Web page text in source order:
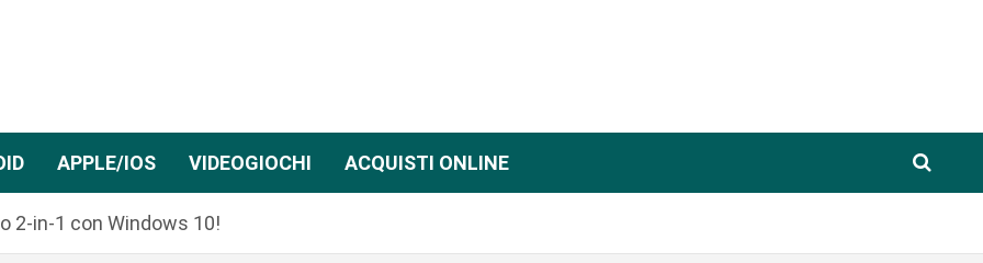
APPLE/IOS VIDEOGIOCHI ACQUISTI ONLINE
2-in-1 con Windows 10!